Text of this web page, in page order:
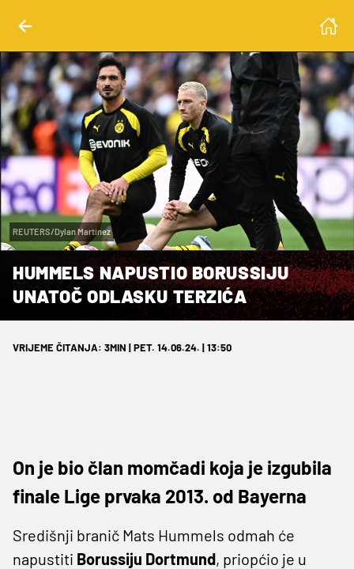
REUTERS/Dylan Martinez
HUMMELS NAPUSTIO BORUSSIJU
UNATOČ ODLASKU TERZIĆA
VRIJEME ČITANJA: 3MIN | PET. 14.06.24. | 13:50
On je bio član momčadi koja je izgubila
finale Lige prvaka 2013. od Bayerna
Središnji branič Mats Hummels odmah će
napustiti Borussiju Dortmund, priopćio je u